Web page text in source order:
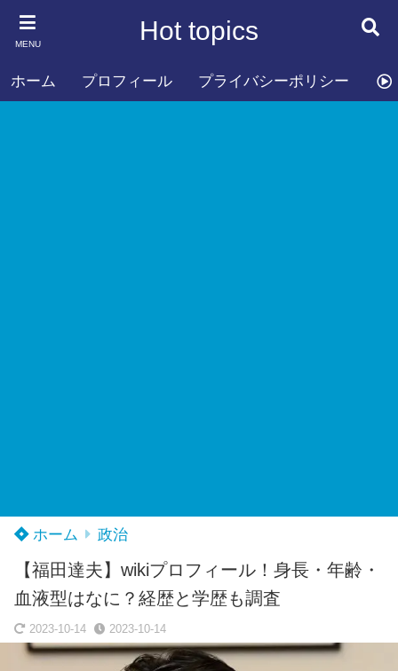
MENU Hot topics
ホーム プロフィール プライバシーポリシー お
ホーム 政治
【福田達夫】wikiプロフィール！身長・年齢・
血液型はなに？経歴と学歴も調査
2023-10-14 2023-10-14